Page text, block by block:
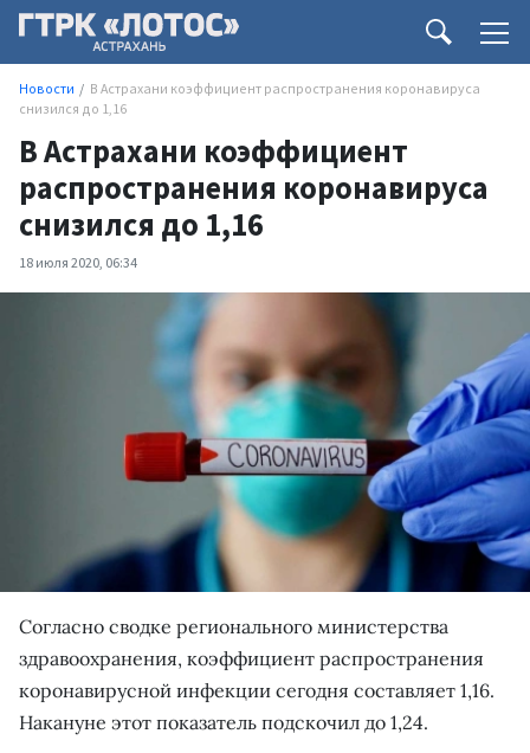
Новости
В Астрахани коэффициент распространения коронавируса
снизился до 1,16
В Астрахани коэффициент
распространения коронавируса
снизился до 1,16
18 июля 2020, 06:34
Согласно сводке регионального министерства
здравоохранения, коэффициент распространения
коронавирусной инфекции сегодня составляет 1,16.
Накануне этот показатель подскочил до 1,24.